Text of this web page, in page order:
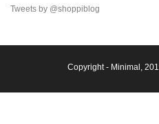
Tweets by @shoppiblog
Copyright - Minimal ,